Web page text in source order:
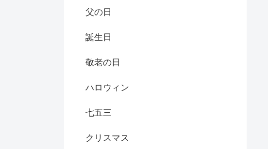
父の日
誕生日
敬老の日
ハロウィン
七五三
クリスマス